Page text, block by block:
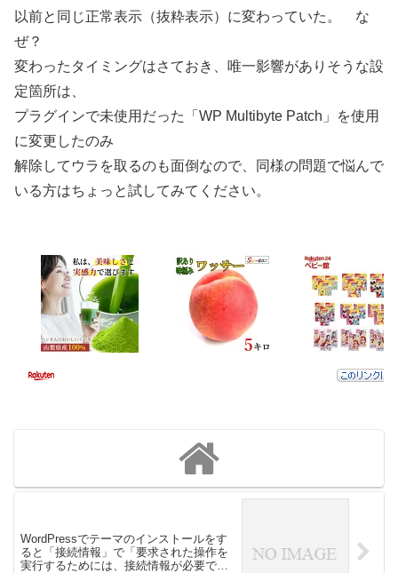
以前と同じ正常表示（抜粋表示）に変わっていた。 な
ぜ？
変わったタイミングはさておき、唯一影響がありそうな設
定箇所は、
プラグインで未使用だった「WP Multibyte Patch」を使用
に変更したのみ
解除してウラを取るのも面倒なので、同様の問題で悩んで
いる方はちょっと試してみてください。
WordPressでテーマのインストールをす
ると「接続情報」で「要求された操作を
実行するためには、接続情報が必要で